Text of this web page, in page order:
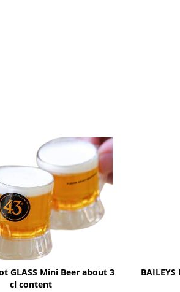
GLASS Mini Beer about 3
cl content